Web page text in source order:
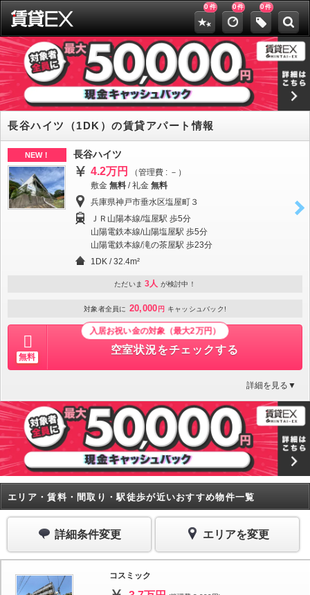
0 件 0件 0件
長谷ハイツ（1DK）の賃貸アパート情報
NEW！ 長谷ハイツ
4.2万円
（管理費 : －）
敷金 無料 /礼金 無料
兵庫県神戸市垂水区塩屋町３
ＪＲ山陽本線/塩屋駅 歩5分
山陽電鉄本線/山陽塩屋駅 歩5分
山陽電鉄本線/滝の茶屋駅 歩23分
1DK / 32.4m²
ただいま 3人 が検討中！
対象者全員に 20,000 円 キャッシュバック!
無料
入居お祝い金の対象（最大2万円）
空室状況をチェックする
詳細を見る▼
エリア・賃料・間取り・駅徒歩が近いおすすめ物件一覧
詳細条件変更 エリアを変更
コスミック